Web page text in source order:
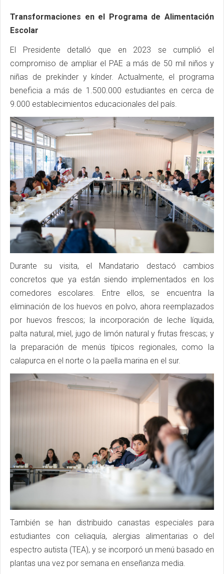
Transformaciones en el Programa de Alimentación
Escolar
El Presidente detalló que en 2023 se cumplió el
compromiso de ampliar el PAE a más de 50 mil niños y
niñas de prekínder y kínder. Actualmente, el programa
beneficia a más de 1.500.000 estudiantes en cerca de
9.000 establecimientos educacionales del país.
Durante su visita, el Mandatario destacó cambios
concretos que ya están siendo implementados en los
comedores escolares. Entre ellos, se encuentra la
eliminación de los huevos en polvo, ahora reemplazados
por huevos frescos; la incorporación de leche líquida,
palta natural, miel, jugo de limón natural y frutas frescas; y
la preparación de menús típicos regionales, como la
calapurca en el norte o la paella marina en el sur.
También se han distribuido canastas especiales para
estudiantes con celiaquía, alergias alimentarias o del
espectro autista (TEA), y se incorporó un menú basado en
plantas una vez por semana en enseñanza media.